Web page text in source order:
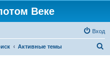
Веке
Вход
Активные темы